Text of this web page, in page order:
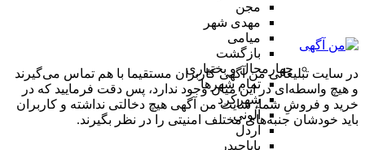
مجن
مهدی شهر
میامی
بازگشت
چهارمحال و بختیاری
تمام شهر‌ها
شهرکرد
آلونی
اردل
باباحیدر
در سایت تبلیغاتی من آگهی کاربران مستقیما با هم تماس می‌گیرند
و هیچ واسطه‌ای در این میان وجود ندارد، پس دقت فرمایید که در
خرید و فروشِ شما، سایت من آگهی هیچ دخالتی نداشته و کاربران
باید خودشان جنبه‌های مختلف امنیتی را در نظر بگیرند.